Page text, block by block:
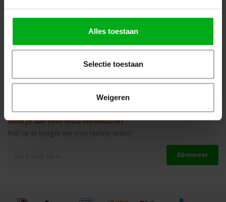
Alles toestaan
Selectie toestaan
Weigeren
Veilig winkelen
Meld je aan voor onze nieuwsbrief
Blijf op de hoogte van onze laatste acties!
Abonneer